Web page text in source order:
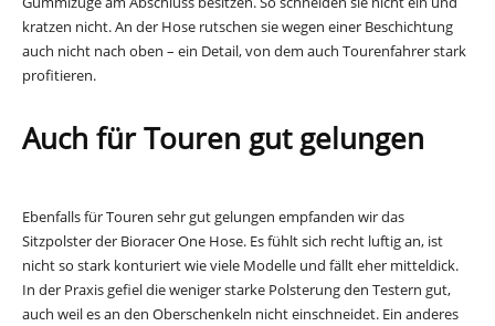
kratzen nicht. An der Hose rutschen sie wegen einer Beschichtung
auch nicht nach oben – ein Detail, von dem auch Tourenfahrer stark
profitieren.
Auch für Touren gut gelungen
Ebenfalls für Touren sehr gut gelungen empfanden wir das
Sitzpolster der Bioracer One Hose. Es fühlt sich recht luftig an, ist
nicht so stark konturiert wie viele Modelle und fällt eher mitteldick.
In der Praxis gefiel die weniger starke Polsterung den Testern gut,
auch weil es an den Oberschenkeln nicht einschneidet. Ein anderes